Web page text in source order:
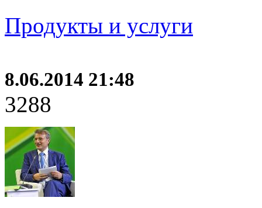
Продукты и услуги
8.06.2014 21:48
3288